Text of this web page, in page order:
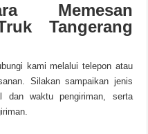
Memesan
Tangerang
kami melalui telepon atau
Silakan sampaikan jenis
dan waktu pengiriman, serta